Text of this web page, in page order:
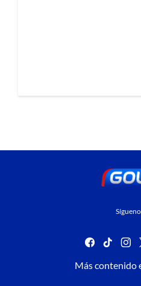
facebook
tiktok
Más contenido